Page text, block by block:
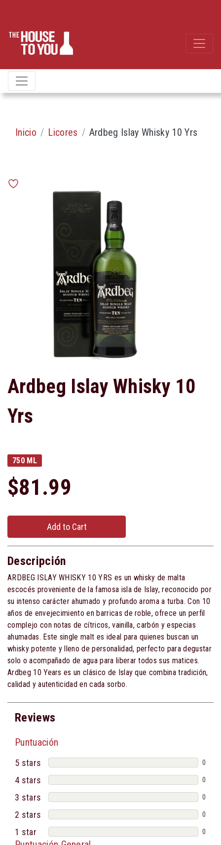
Inicio Licores Ardbeg Islay Whisky 10 Yrs
Ardbeg Islay Whisky 10
Yrs
750 ML
$81.99
Add to Cart
Descripción
ARDBEG ISLAY WHISKY 10 YRS es un whisky de malta
escocés proveniente de la famosa isla de Islay, reconocido por
su intenso carácter ahumado y profundo aroma a turba. Con 10
años de envejecimiento en barricas de roble, ofrece un perfil
complejo con notas de cítricos, vainilla, carbón y especias
ahumadas. Este single malt es ideal para quienes buscan un
whisky potente y lleno de personalidad, perfecto para degustar
solo o acompañado de agua para liberar todos sus matices.
Ardbeg 10 Years es un clásico de Islay que combina tradición,
calidad y autenticidad en cada sorbo.
Reviews
Puntuación
5 stars 0
4 stars 0
3 stars 0
2 stars 0
1 star 0